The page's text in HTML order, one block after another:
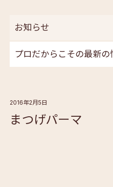
お知らせ
プロだからこその最新
2016年2月5日
まつげパーマ